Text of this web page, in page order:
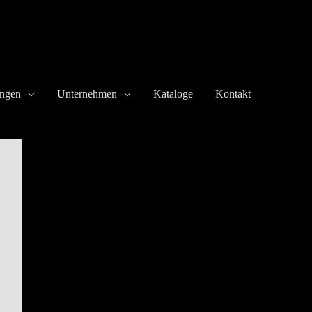
Unternehmen Kataloge Kontakt